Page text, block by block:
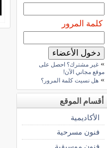
كلمة المرور
» غير مشترك؟ احصل على
موقع مجاني الآن!
» هل نسيت كلمة المرور؟
أقسام الموقع
الأكاديمية
فنون مسرحية
فنون موسيقية